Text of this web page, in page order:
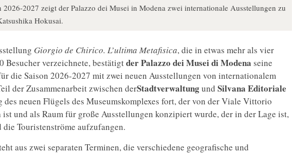
2026-2027 zeigt der Palazzo dei Musei in Modena zwei internationale Ausstellungen zu
Hokusai.
Giorgio de Chirico. L’ultima Metafisica, die in etwas mehr als vier
Besucher verzeichnete, bestätigtder Palazzo dei Musei di Modena seine
die Saison 2026-2027 mit zwei neuen Ausstellungen von internationalem
der Zusammenarbeit zwischen derStadtverwaltungund Silvana Editoriale
neuen Flügels des Museumskomplexes fort, der von der Viale Vittorio
und als Raum für große Ausstellungen konzipiert wurde, der in der Lage ist,
Touristenströme aufzufangen.
aus zwei separaten Terminen, die verschiedene geografische und